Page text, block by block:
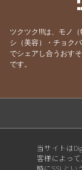
ツクツク!!!は、モノ
シ（美容）・チョク
でシェアし合うおす
です。
当サイトは
客様によっ
時にSSLとい